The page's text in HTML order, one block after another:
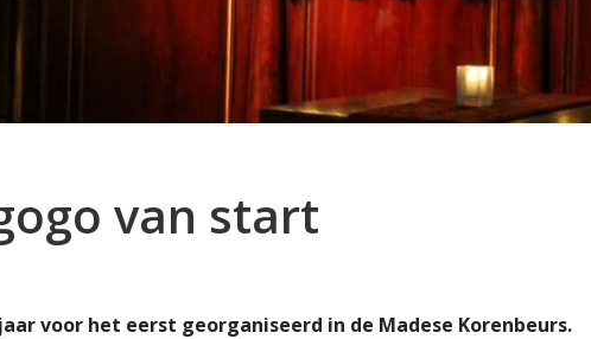
van start
voor het eerst georganiseerd in de Madese Korenbeurs.